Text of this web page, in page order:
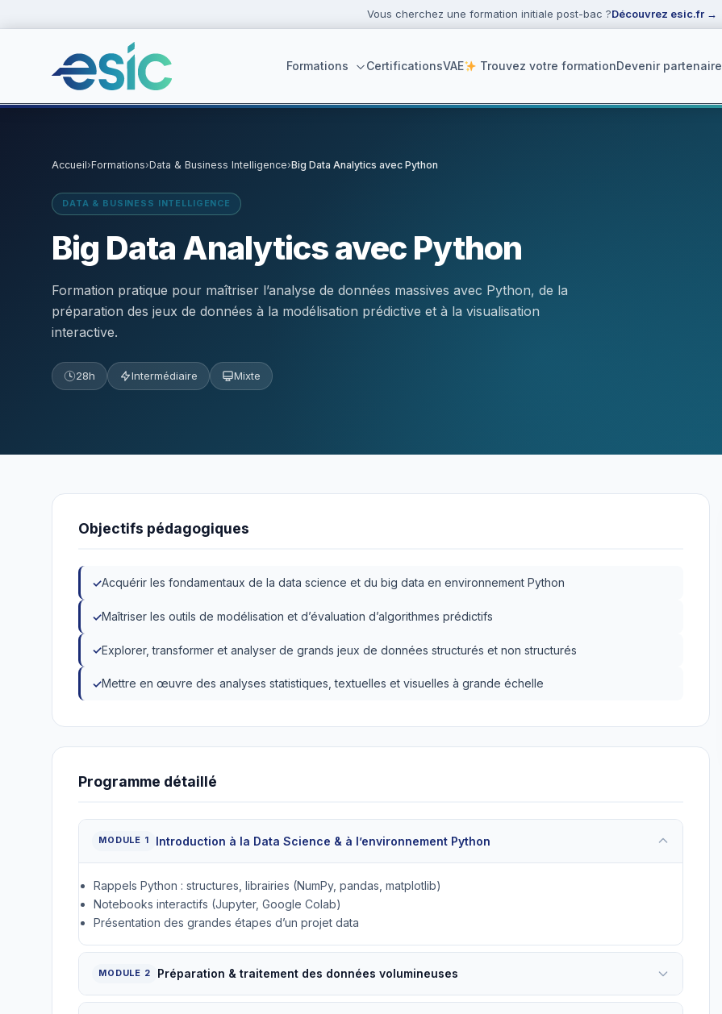
Vous cherchez une formation initiale post-bac ?Découvrez esic.fr →
Formations CertificationsVAE Trouvez votre formationDevenir partenaire
Accueil›Formations›Data & Business Intelligence›Big Data Analytics avec Python
DATA & BUSINESS INTELLIGENCE
Big Data Analytics avec Python
Formation pratique pour maîtriser l’analyse de données massives avec Python, de la
préparation des jeux de données à la modélisation prédictive et à la visualisation
interactive.
28h Intermédiaire Mixte
Objectifs pédagogiques
Acquérir les fondamentaux de la data science et du big data en environnement Python
Maîtriser les outils de modélisation et d’évaluation d’algorithmes prédictifs
Explorer, transformer et analyser de grands jeux de données structurés et non structurés
Mettre en œuvre des analyses statistiques, textuelles et visuelles à grande échelle
Programme détaillé
MODULE 1 Introduction à la Data Science & à l’environnement Python
Rappels Python : structures, librairies (NumPy, pandas, matplotlib)
Notebooks interactifs (Jupyter, Google Colab)
Présentation des grandes étapes d’un projet data
MODULE 2 Préparation & traitement des données volumineuses